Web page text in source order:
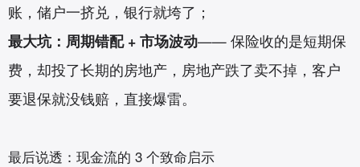
账，储户一挤兑，银行就垮了；
最大坑：周期错配 + 市场波动—— 保险收的是短期保
费，却投了长期的房地产，房地产跌了卖不掉，客户
要退保就没钱赔，直接爆雷。
最后说透：现金流的 3 个致命启示